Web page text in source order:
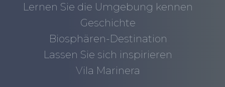
Lernen Sie die Umgebung kennen
Geschichte
Biosphären-Destination
Lassen Sie sich inspirieren
Vila Marinera